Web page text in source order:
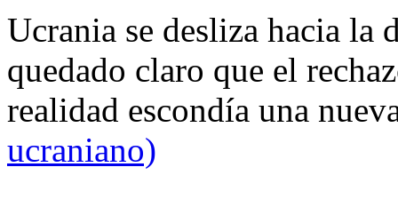
Ucrania se desliza hacia
quedado claro que el
realidad escondía una
ucraniano)